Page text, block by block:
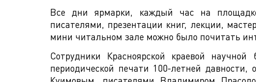
Все дни ярмарки, каждый час на площадке
писателями, презентации книг, лекции,
мини читальном зале можно было почитать
Сотрудники Красноярской краевой
периодической печати 100-летней